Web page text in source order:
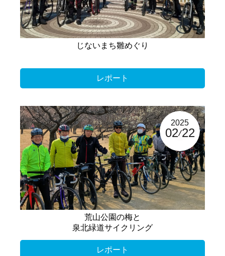
じないまち雛めぐり
レポート
2025
02 22
荒山公園の梅と
泉北緑道サイクリング
レポート